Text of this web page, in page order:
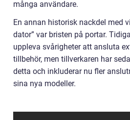
många användare.
En annan historisk nackdel med
dator” var bristen på portar.
uppleva svårigheter att ansluta
tillbehör, men tillverkaren har
detta och inkluderar nu fler
sina nya modeller.